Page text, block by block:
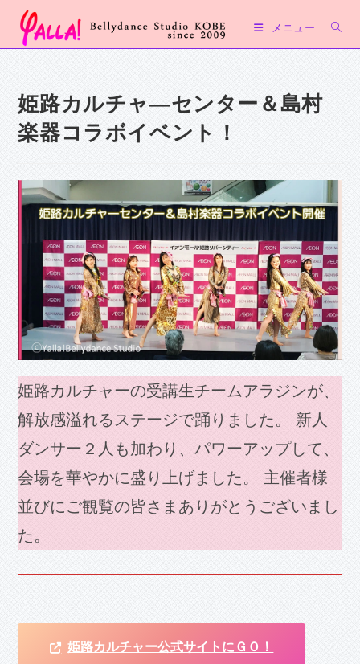
テ
メニュー
姫路カルチャ―センター＆島村
楽器コラボイベント！
姫路カルチャーの受講生チームアラジンが、
解放感溢れるステージで踊りました。 新人
ダンサー２人も加わり、パワーアップして、
会場を華やかに盛り上げました。 主催者様
並びにご観覧の皆さまありがとうございまし
た。
姫路カルチャー公式サイトにＧＯ！